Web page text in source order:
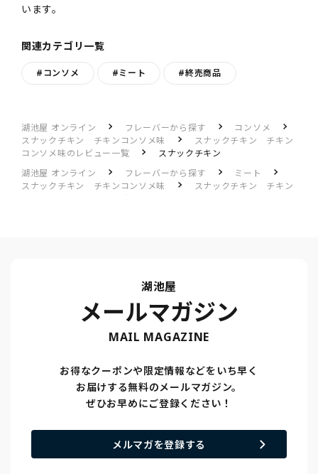
います。
関連カテゴリ一覧
#コンソメ #ミート #終売商品
湖池屋 オンライン フレーバーから探す
コンソメ
スナックチキン チキンコンソメ味
スナックチキン チキン
コンソメ味のレビュー一覧
スナックチキン
湖池屋 オンライン
フレーバーから探す
ミート
スナックチキン チキンコンソメ味
スナックチキン チキン
湖池屋
メールマガジン
MAIL MAGAZINE
お得なクーポンや限定情報などをいち早く
お届けする無料のメールマガジン。
ぜひお早めにご登録ください！
メルマガを登録する